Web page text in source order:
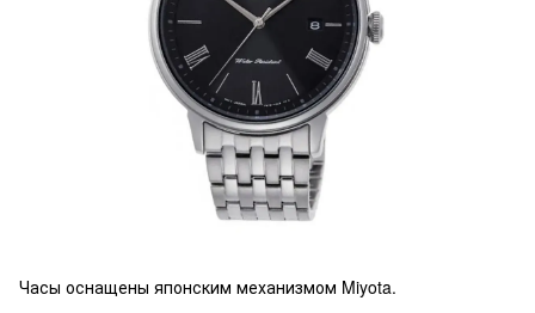
Часы оснащены японским механизмом Miyota.